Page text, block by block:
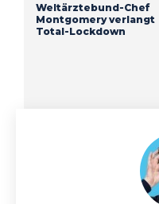
Weltärztebund-Chef
Montgomery verlangt
Total-Lockdown